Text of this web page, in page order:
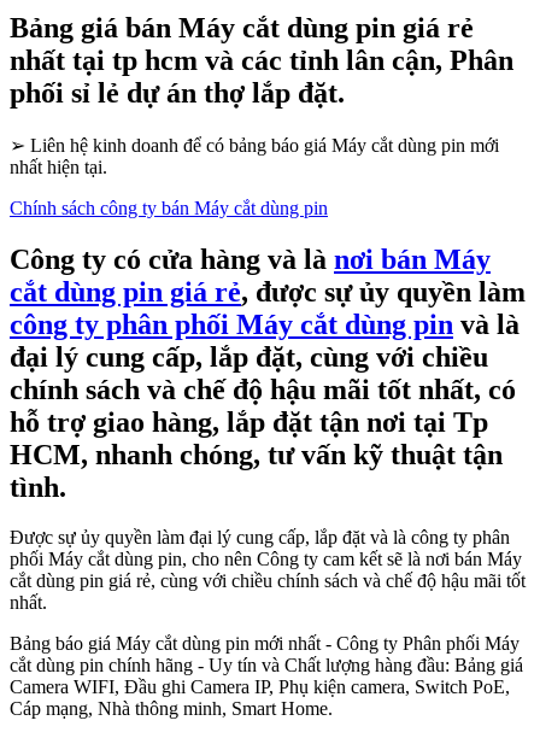
Bảng giá bán Máy cắt dùng pin giá rẻ
nhất tại tp hcm và các tỉnh lân cận, Phân
phối sỉ lẻ dự án thợ lắp đặt.
➢ Liên hệ kinh doanh để có bảng báo giá Máy cắt dùng pin mới
nhất hiện tại.
Chính sách công ty bán Máy cắt dùng pin
Công ty có cửa hàng và là nơi bán Máy
cắt dùng pin giá rẻ, được sự ủy quyền làm
công ty phân phối Máy cắt dùng pin và là
đại lý cung cấp, lắp đặt, cùng với chiều
chính sách và chế độ hậu mãi tốt nhất, có
hỗ trợ giao hàng, lắp đặt tận nơi tại Tp
HCM, nhanh chóng, tư vấn kỹ thuật tận
tình.
Được sự ủy quyền làm đại lý cung cấp, lắp đặt và là công ty phân
phối Máy cắt dùng pin, cho nên Công ty cam kết sẽ là nơi bán Máy
cắt dùng pin giá rẻ, cùng với chiều chính sách và chế độ hậu mãi tốt
nhất.
Bảng báo giá Máy cắt dùng pin mới nhất - Công ty Phân phối Máy
cắt dùng pin chính hãng - Uy tín và Chất lượng hàng đầu: Bảng giá
Camera WIFI, Đầu ghi Camera IP, Phụ kiện camera, Switch PoE,
Cáp mạng, Nhà thông minh, Smart Home.